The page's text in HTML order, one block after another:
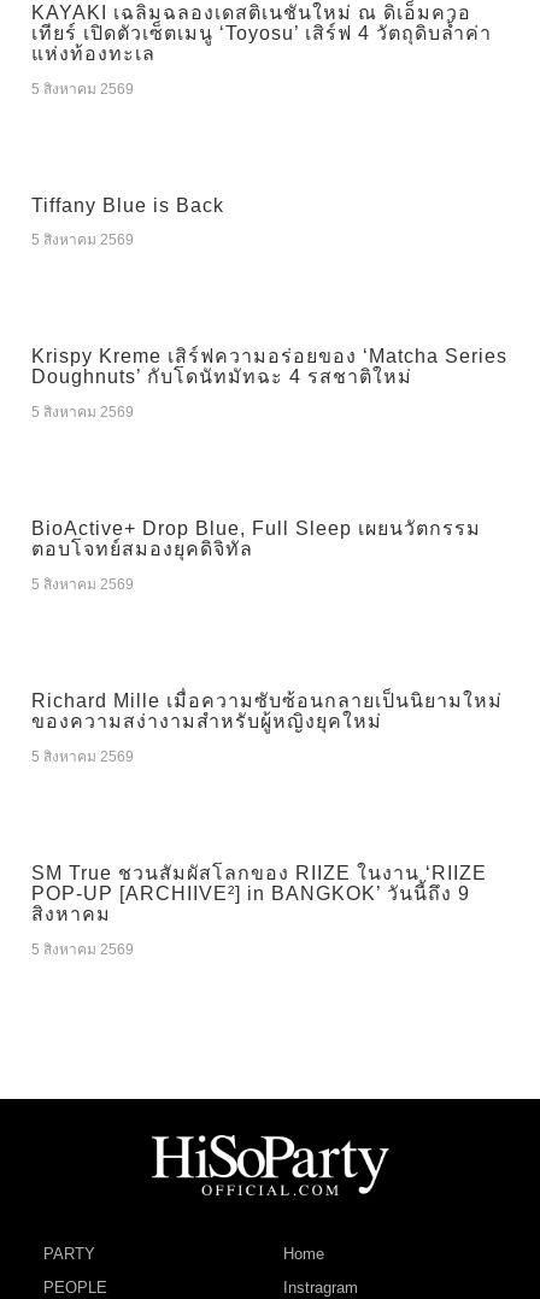
KAYAKI เฉลิมฉลองเดสติเนชันใหม่ ณ ดิเอ็มควอ
เทียร์ เปิดตัวเซ็ตเมนู ‘Toyosu’ เสิร์ฟ 4 วัตถุดิบล้ำค่า
แห่งท้องทะเล
5 สิงหาคม 2569
Tiffany Blue is Back
5 สิงหาคม 2569
Krispy Kreme เสิร์ฟความอร่อยของ ‘Matcha Series
Doughnuts’ กับโดนัทมัทฉะ 4 รสชาติใหม่
5 สิงหาคม 2569
BioActive+ Drop Blue, Full Sleep เผยนวัตกรรม
ตอบโจทย์สมองยุคดิจิทัล
5 สิงหาคม 2569
Richard Mille เมื่อความซับซ้อนกลายเป็นนิยามใหม่
ของความสง่างามสำหรับผู้หญิงยุคใหม่
5 สิงหาคม 2569
SM True ชวนสัมผัสโลกของ RIIZE ในงาน ‘RIIZE
POP-UP [ARCHIIVE²] in BANGKOK’ วันนี้ถึง 9
สิงหาคม
5 สิงหาคม 2569
PARTY
PEOPLE
Home
Instragram